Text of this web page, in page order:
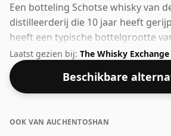
Een botteling Schotse whisky van
distilleerderij die 10 jaar heeft
heeft een typische bottelgrootte
veel voorkomende ABV van 40%,
whisky's als deze.
Laatst gezien bij: The Whisky Exchange
Beschikbare
OOK VAN AUCHENTOSHAN